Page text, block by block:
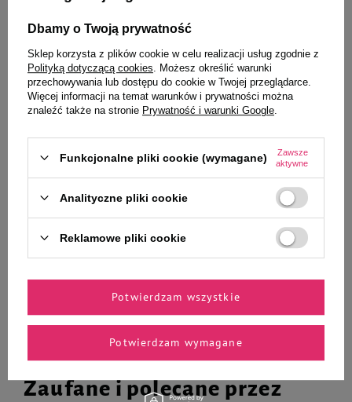
Ciebie i Twojego czworonoga
Over Horse Glitter Horse
Unicorn mgiełka do sierści,
96,99 zł 193,98 zł / l
- +
Over Horse Cabi Glue żel do
pielęgnacji kopyt dla koni 300 ml
646,63 zł / l
Zaufane i polecane przez
Dbamy o Twoją prywatność
Sklep korzysta z plików cookie w celu realizacji usług zgodnie z
Polityką dotyczącą cookies . Możesz określić warunki
przechowywania lub dostępu do cookie w Twojej przeglądarce.
Więcej informacji na temat warunków i prywatności można
znaleźć także na stronie Prywatność i warunki Google
Funkcjonalne pliki cookie (wymagane)
Zawsze
aktywne
Analityczne pliki cookie
Reklamowe pliki cookie
Potwierdzam wymagane
Potwierdzam wszystkie